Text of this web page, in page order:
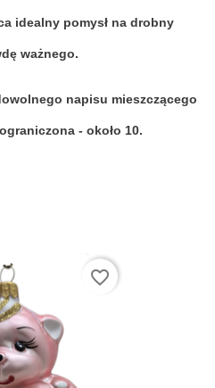
idealny pomysł na drobny
ważnego.
napisu mieszczącego
- około 10.
favorite_border